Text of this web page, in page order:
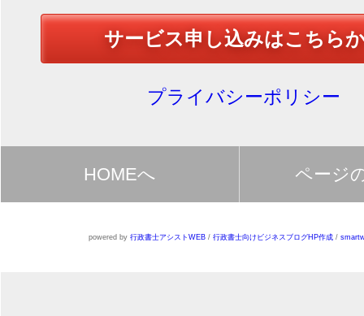
サービス申し込みはこちら
プライバシーポリシー
HOMEへ ページ
powered by 行政書士アシストWEB/ 行政書士向けビジネスブログHP作成/